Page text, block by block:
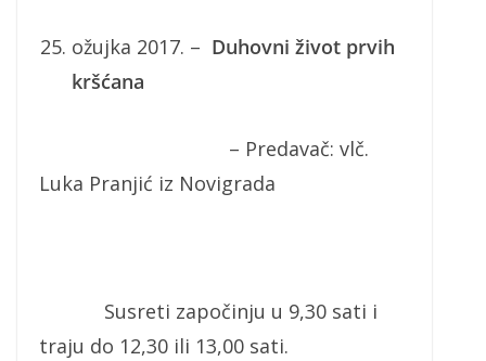
ožujka 2017. – Duhovni život prvih
kršćana
– Predavač: vlč.
Luka Pranjić iz Novigrada
Susreti započinju u 9,30 sati i
traju do 12,30 ili 13,00 sati.